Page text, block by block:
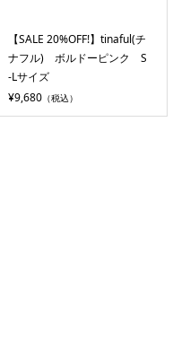
【SALE 20%OFF!】tinaful(チ
ナフル) ボルドーピンク S
-Lサイズ
¥9,680（税込）